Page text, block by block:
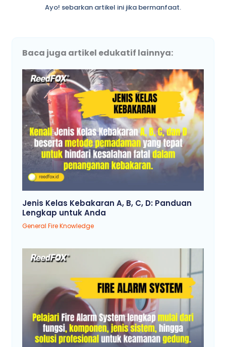
Ayo! sebarkan artikel ini jika bermanfaat.
Baca juga artikel edukatif lainnya:
Jenis Kelas Kebakaran A, B, C, D: Panduan
Lengkap untuk Anda
General Fire Knowledge